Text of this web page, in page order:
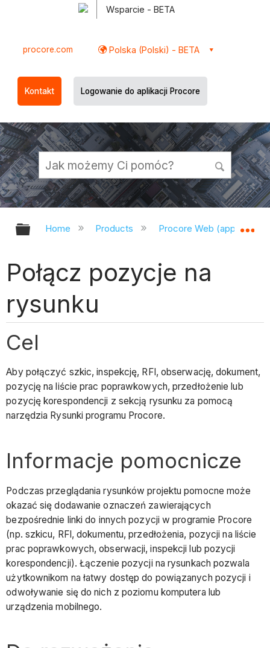
Wsparcie - BETA
procore.com Polska (Polski) - BETA
Kontakt Logowanie do aplikacji Procore
Expand/collapse global hierarchy
Home Products Procore Web
Połącz pozycje na
rysunku
Cel
Aby połączyć szkic, inspekcję, RFI, obserwację, dokument,
pozycję na liście prac poprawkowych, przedłożenie lub
pozycję korespondencji z sekcją rysunku za pomocą
narzędzia Rysunki programu Procore.
Informacje pomocnicze
Podczas przeglądania rysunków projektu pomocne może
okazać się dodawanie oznaczeń zawierających
bezpośrednie linki do innych pozycji w programie Procore
(np. szkicu, RFI, dokumentu, przedłożenia, pozycji na liście
prac poprawkowych, obserwacji, inspekcji lub pozycji
korespondencji). Łączenie pozycji na rysunkach pozwala
użytkownikom na łatwy dostęp do powiązanych pozycji i
odwoływanie się do nich z poziomu komputera lub
urządzenia mobilnego.